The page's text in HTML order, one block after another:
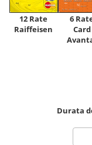
12 Rate
Raiffeisen
6
Card
Durata